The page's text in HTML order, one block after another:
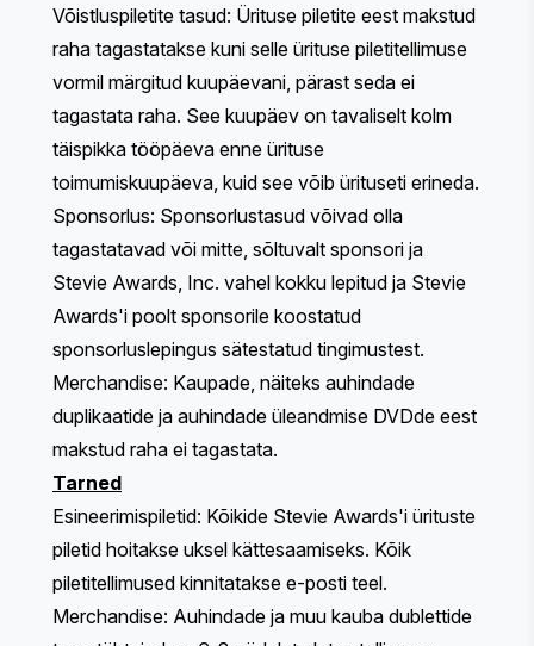
Võistluspiletite tasud: Ürituse piletite eest makstud
raha tagastatakse kuni selle ürituse piletitellimuse
vormil märgitud kuupäevani, pärast seda ei
tagastata raha. See kuupäev on tavaliselt kolm
täispikka tööpäeva enne ürituse
toimumiskuupäeva, kuid see võib ürituseti erineda.
Sponsorlus: Sponsorlustasud võivad olla
tagastatavad või mitte, sõltuvalt sponsori ja
Stevie Awards, Inc. vahel kokku lepitud ja Stevie
Awards'i poolt sponsorile koostatud
sponsorluslepingus sätestatud tingimustest.
Merchandise: Kaupade, näiteks auhindade
duplikaatide ja auhindade üleandmise DVDde eest
makstud raha ei tagastata.
Tarned
Esineerimispiletid: Kõikide Stevie Awards'i ürituste
piletid hoitakse uksel kättesaamiseks. Kõik
piletitellimused kinnitatakse e-posti teel.
Merchandise: Auhindade ja muu kauba dublettide